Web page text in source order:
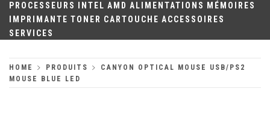
PROCESSEURS
INTEL AMD ALIMENTATIONS
MÉMOIRES
IMPRIMANTE TONER CARTOUCHE ACCESSOIRES
SERVICES
HOME PRODUITS
CANYON OPTICAL MOUSE USB/PS2
MOUSE BLUE LED